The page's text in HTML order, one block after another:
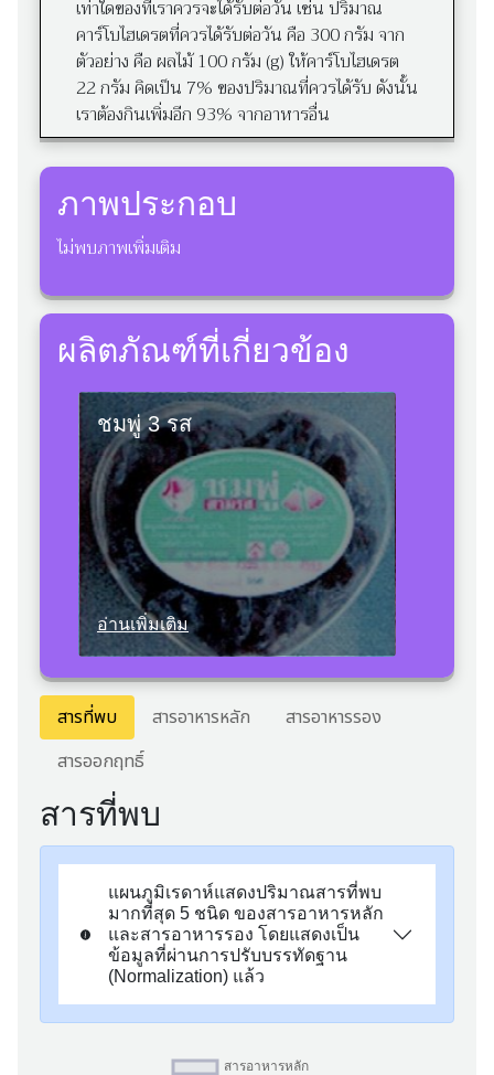
เท่าใดของที่เราควรจะได้รับต่อวัน เช่น ปริมาณ
คาร์โบไฮเดรตที่ควรได้รับต่อวัน คือ 300 กรัม จาก
ตัวอย่าง คือ ผลไม้ 100 กรัม (g) ให้คาร์โบไฮเดรต
22 กรัม คิดเป็น 7% ของปริมาณที่ควรได้รับ ดังนั้น
เราต้องกินเพิ่มอีก 93% จากอาหารอื่น
ภาพประกอบ
ไม่พบภาพเพิ่มเติม
ผลิตภัณฑ์ที่เกี่ยวข้อง
ชมพู่ 3 รส
อ่านเพิ่มเติม
สารที่พบ สารอาหารหลัก
สารอาหารรอง
สารออกฤทธิ์
สารที่พบ
แผนภูมิเรดาห์แสดงปริมาณสารที่พบ
มากที่สุด 5 ชนิด ของสารอาหารหลัก
และสารอาหารรอง โดยแสดงเป็น
ข้อมูลที่ผ่านการปรับบรรทัดฐาน
(Normalization) แล้ว